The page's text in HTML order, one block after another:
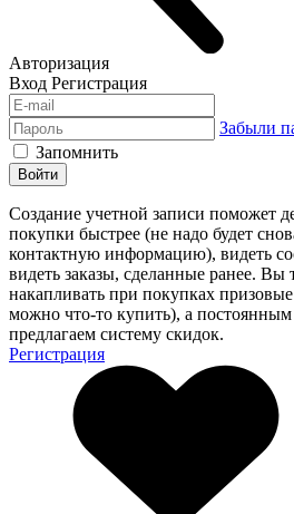
Авторизация
Вход Регистрация
Забыли
Запомнить
Войти
Создание учетной записи поможет
покупки быстрее (не надо будет
контактную информацию), видеть
видеть заказы, сделанные ранее. Вы
накапливать при покупках
можно что-то купить), а
предлагаем систему скидок.
Регистрация